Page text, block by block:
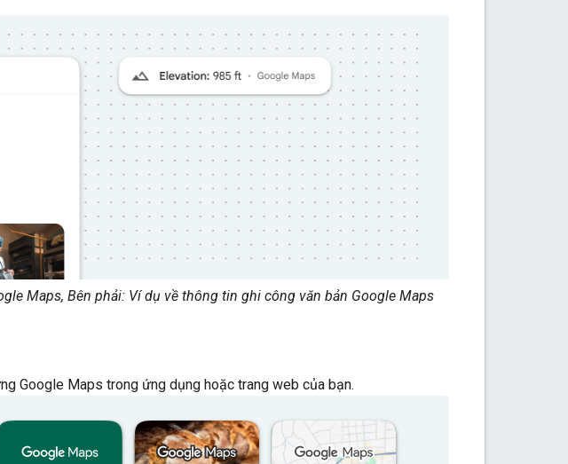
Maps, Bên phải: Ví dụ về thông tin ghi công văn bản Google Maps
Google Maps trong ứng dụng hoặc trang web của bạn.